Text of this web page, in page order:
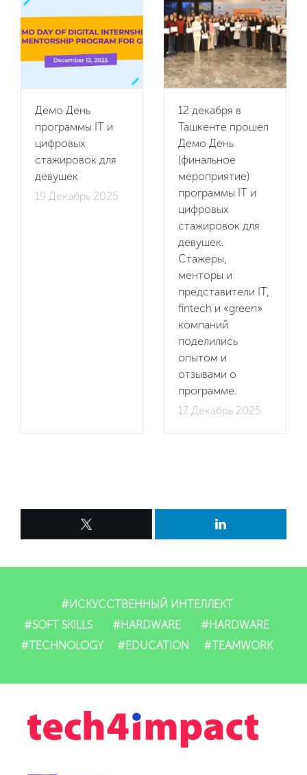
Демо День
программы IT и
цифровых
стажировок для
девушек
19 Декабрь 2025
12 декабря в
Ташкенте прошел
Демо День
(финальное
мероприятие)
программы IT и
цифровых
стажировок для
девушек.
Стажеры,
менторы и
представители IT,
fintech и «green»
компаний
поделились
опытом и
отзывами о
программе.
17 Декабрь 2025
#ИСКУССТВЕННЫЙ ИНТЕЛЛЕКТ
#SOFT SKILLS
#HARDWARE
#HARDWARE
#TECHNOLOGY
#EDUCATION #TEAMWORK